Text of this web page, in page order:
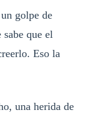
golpe de
que el
Eso la
una herida de